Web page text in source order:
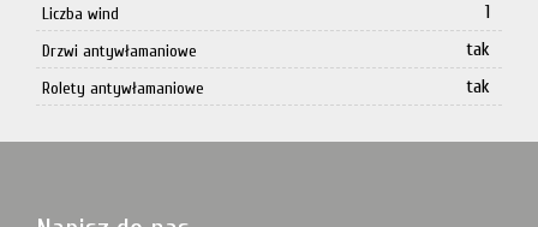
Liczba wind 1
Drzwi antywłamaniowe tak
Rolety antywłamaniowe tak